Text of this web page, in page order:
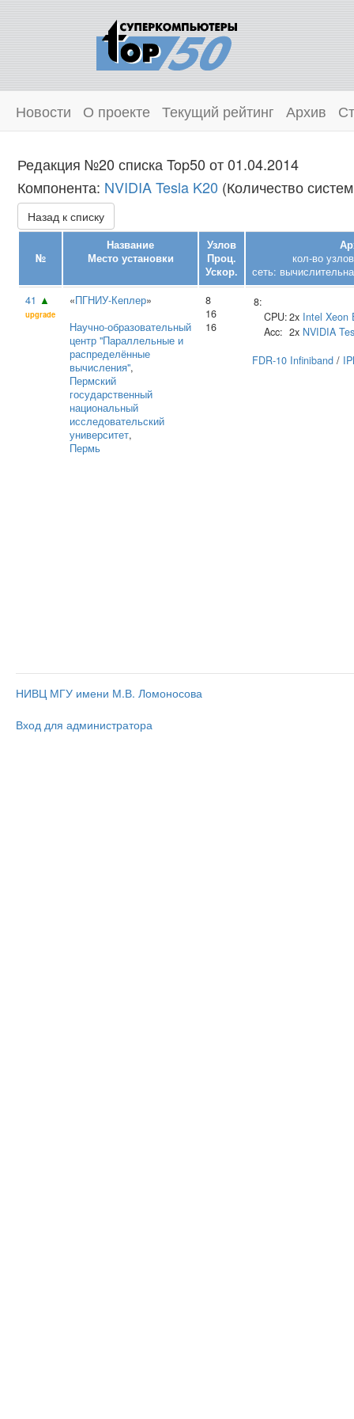
Новости О проекте Текущий рейтинг Архив
Редакция №20 списка Top50 от 01.04.2014
Компонента: NVIDIA Tesla K20 (Количество
Назад к списку
№
Название
Место установки
Узлов
Проц.
Ускор.
кол-во
сеть:
41 ▲
upgrade
«ПГНИУ-Кеплер»
Научно‑образовательный
центр "Параллельные и
распределённые
вычисления",
Пермский
государственный
национальный
исследовательский
университет,
Пермь
8
16
16
8:
CPU:2x Intel Xeon
Acc: 2x NVIDIA
FDR-10 Infiniband /
НИВЦ МГУ имени М.В. Ломоносова
Вход для администратора